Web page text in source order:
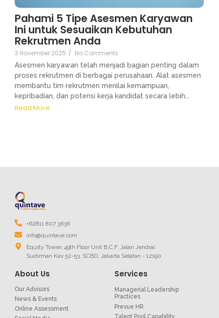
Pahami 5 Tipe Asesmen Karyawan
Ini untuk Sesuaikan Kebutuhan
Rekrutmen Anda
3 November 2025 / No Comments
Asesmen karyawan telah menjadi bagian penting dalam
proses rekrutmen di berbagai perusahaan. Alat asesmen
membantu tim rekrutmen menilai kemampuan,
kepribadian, dan potensi kerja kandidat secara lebih...
Read More
+62811 807 3636
info@quintave.com
Equity Tower, 49th Floor Unit B,C,F. Jalan Jendral
Sudirman Kav 52-53, SCBD, Jakarta Selatan - 12190
About Us
Our Advisors
News & Events
Online Assessment
Services
Managerial Leadership
Practices
Prevue HR